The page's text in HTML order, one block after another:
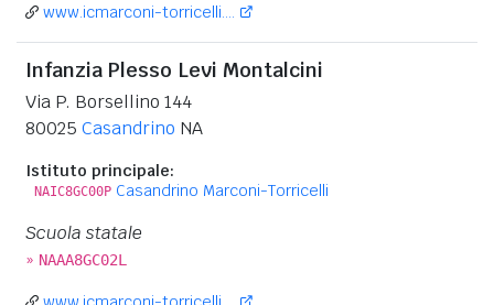
www.icmarconi-torricelli....
Infanzia Plesso Levi Montalcini
Via P. Borsellino 144
80025 Casandrino NA
Istituto principale:
NAIC8GC00P Casandrino Marconi-Torricelli
Scuola statale
» NAAA8GC02L